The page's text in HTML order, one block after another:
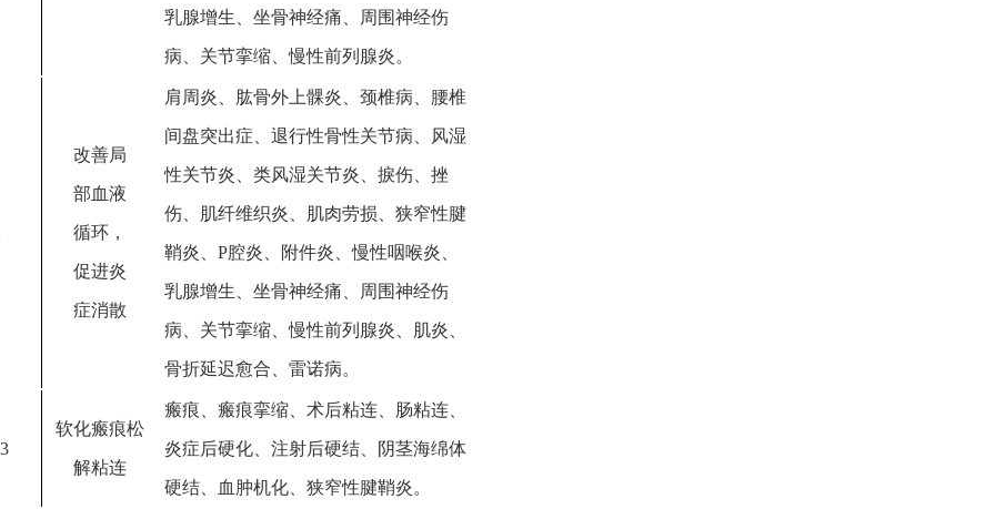
乳腺增生、坐骨神经痛、周围神经伤
病、关节挛缩、慢性前列腺炎。
改善局
部血液
循环，
促进炎
症消散
肩周炎、肱骨外上髁炎、颈椎病、腰椎
间盘突出症、退行性骨性关节病、风湿
性关节炎、类风湿关节炎、捩伤、挫
伤、肌纤维织炎、肌肉劳损、狭窄性腱
鞘炎、P腔炎、附件炎、慢性咽喉炎、
乳腺增生、坐骨神经痛、周围神经伤
病、关节挛缩、慢性前列腺炎、肌炎、
骨折延迟愈合、雷诺病。
3
软化瘢痕松
解粘连
瘢痕、瘢痕挛缩、术后粘连、肠粘连、
炎症后硬化、注射后硬结、阴茎海绵体
硬结、血肿机化、狭窄性腱鞘炎。